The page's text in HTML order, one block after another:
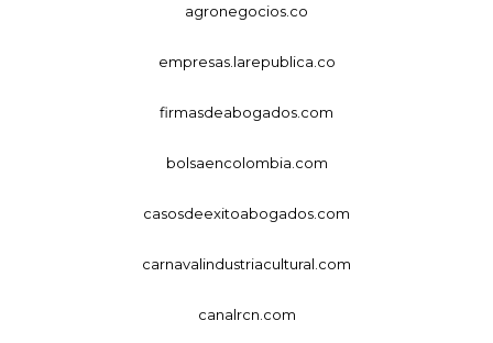
agronegocios.co
empresas.larepublica.co
firmasdeabogados.com
bolsaencolombia.com
casosdeexitoabogados.com
carnavalindustriacultural.com
canalrcn.com